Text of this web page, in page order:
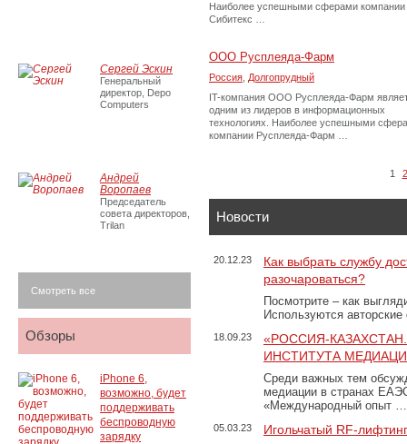
Наиболее успешными сферами компании
Сибитекс …
ООО Русплеяда-Фарм
Россия Долгопрудный
IT-компания ООО Русплеяда-Фарм
одним из лидеров в информационных
технологиях. Наиболее успешными
компании Русплеяда-Фарм …
1 2
Новости
20.12.23
Как выбрать службу
разочароваться?
Посмотрите – как
Используются
18.09.23
«РОССИЯ-
ИНСТИТУТА
Среди важных тем
медиации в странах
«Международный опыт …
05.03.23 Игольчатый RF-
Сергей Эскин
Генеральный
директор, Depo
Computers
Андрей
Воропаев
Председатель
совета директоров,
Trilan
Смотреть все
Обзоры
iPhone 6,
возможно, будет
поддерживать
беспроводную
зарядку